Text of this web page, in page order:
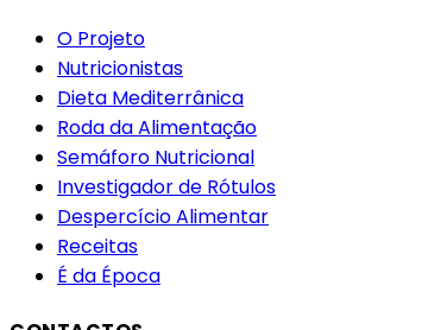
O Projeto
Nutricionistas
Dieta Mediterrânica
Roda da Alimentação
Semáforo Nutricional
Investigador de Rótulos
Despercício Alimentar
Receitas
É da Época